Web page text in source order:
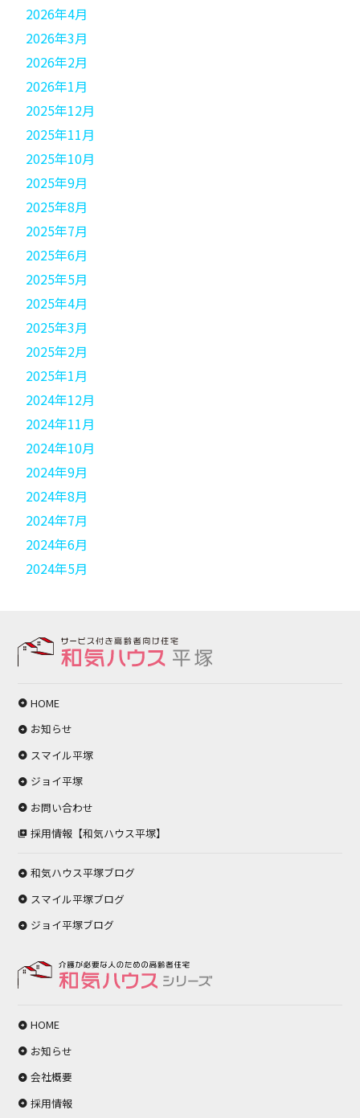
2026年4月
2026年3月
2026年2月
2026年1月
2025年12月
2025年11月
2025年10月
2025年9月
2025年8月
2025年7月
2025年6月
2025年5月
2025年4月
2025年3月
2025年2月
2025年1月
2024年12月
2024年11月
2024年10月
2024年9月
2024年8月
2024年7月
2024年6月
2024年5月
HOME
お知らせ
スマイル平塚
ジョイ平塚
お問い合わせ
採用情報【和気ハウス平塚】
和気ハウス平塚ブログ
スマイル平塚ブログ
ジョイ平塚ブログ
HOME
お知らせ
会社概要
採用情報